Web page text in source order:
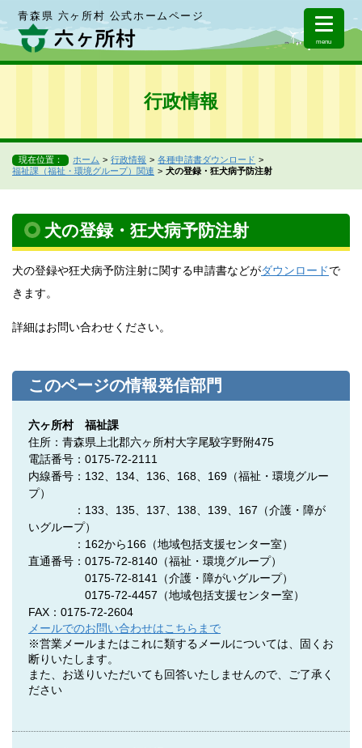
青森県 六ヶ所村 公式ホームページ
menu
行政情報
現在位置： ホーム 行政情報
各種申請書ダウンロード
福祉課（福祉・環境グループ）関連
犬の登録・狂犬病予防注射
犬の登録・狂犬病予防注射
犬の登録や狂犬病予防注射に関する申請書などがダウンロードで
きます。
詳細はお問い合わせください。
このページの情報発信部門
六ヶ所村 福祉課
住所：青森県上北郡六ヶ所村大字尾駮字野附475
電話番号：0175-72-2111
内線番号：132、134、136、168、169（福祉・環境グルー
プ）
：133、135、137、138、139、167（介護・障が
いグループ）
：162から166（地域包括支援センター室）
直通番号：0175-72-8140 （福祉・環境グループ）
0175-72-8141
（介護・障がいグループ）
0175-72-4457 （地域包括支援センター室）
FAX：0175-72-2604
メールでのお問い合わせはこちらまで
※営業メールまたはこれに類するメールについては、固くお
断りいたします。
また、お送りいただいても回答いたしませんので、ご了承く
ださい